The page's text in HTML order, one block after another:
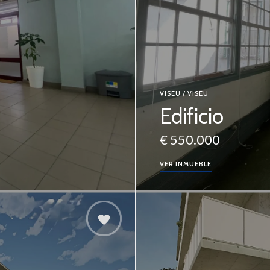
VISEU / VISEU
Edificio
€ 550.000
VER INMUEBLE